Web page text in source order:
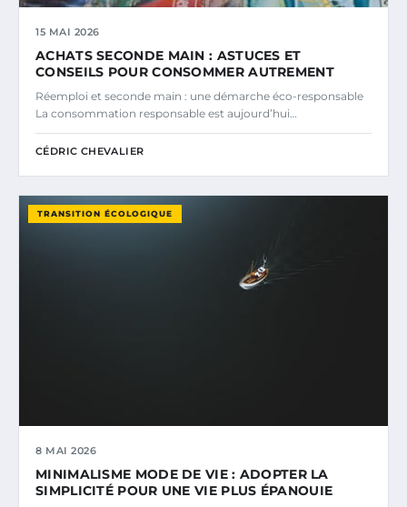
15 MAI 2026
ACHATS SECONDE MAIN : ASTUCES ET
CONSEILS POUR CONSOMMER AUTREMENT
Réemploi et seconde main : une démarche éco-responsable
La consommation responsable est aujourd’hui…
CÉDRIC CHEVALIER
TRANSITION ÉCOLOGIQUE
8 MAI 2026
MINIMALISME MODE DE VIE : ADOPTER LA
SIMPLICITÉ POUR UNE VIE PLUS ÉPANOUIE